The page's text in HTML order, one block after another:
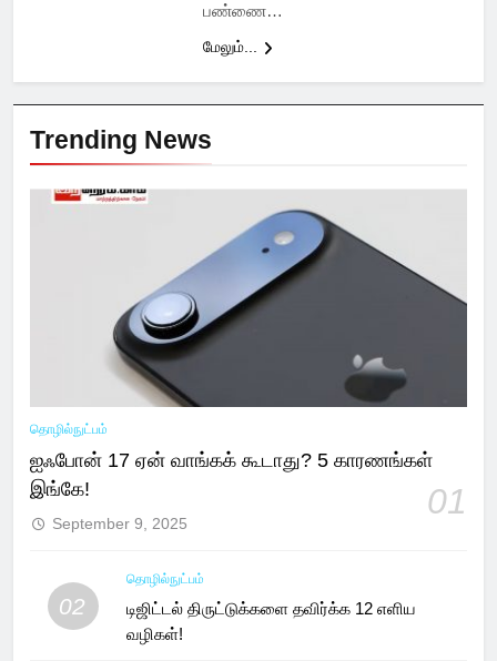
பண்ணை…
மேலும்...
Trending News
தொழில்நுட்பம்
ஐஃபோன் 17 ஏன் வாங்கக் கூடாது? 5 காரணங்கள்
இங்கே!
01
September 9, 2025
02
தொழில்நுட்பம்
டிஜிட்டல் திருட்டுக்களை தவிர்க்க 12 எளிய
வழிகள்!